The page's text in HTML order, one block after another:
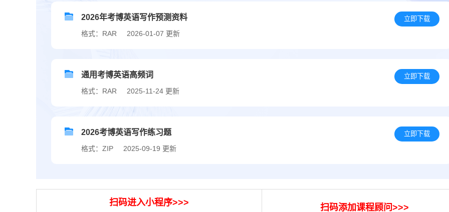
2026年考博英语写作预测资料
格式：RAR 2026-01-07 更新
立即下载
通用考博英语高频词
格式：RAR 2025-11-24 更新
立即下载
2026考博英语写作练习题
格式：ZIP 2025-09-19 更新
立即下载
扫码进入小程序>>> 扫码添加课程顾问>>>